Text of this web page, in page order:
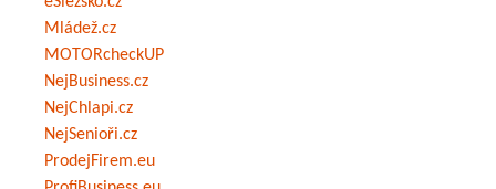
Mládež.cz
MOTORcheckUP
NejBusiness.cz
NejChlapi.cz
NejSenioři.cz
ProdejFirem.eu